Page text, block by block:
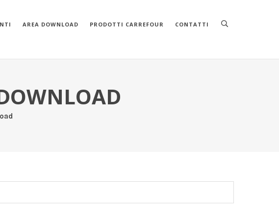
AREA DOWNLOAD PRODOTTI CARREFOUR CONTATTI